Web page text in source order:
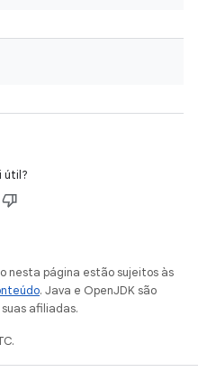
útil?
nesta página estão sujeitos às
. Java e OpenJDK são
afiliadas.